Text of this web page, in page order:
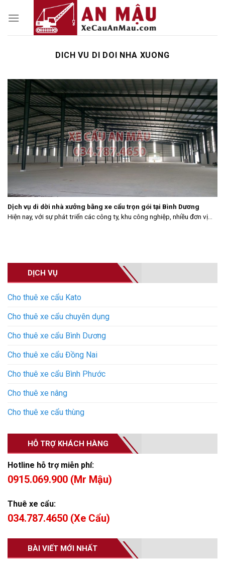
DICH VU DI DOI NHA XUONG
DỊCH VỤ
Cho thuê xe cẩu Kato
Cho thuê xe cẩu chuyên dụng
Cho thuê xe cẩu Bình Dương
Cho thuê xe cẩu Đồng Nai
Cho thuê xe cẩu Bình Phước
Cho thuê xe nâng
Cho thuê xe cẩu thùng
HỖ TRỢ KHÁCH HÀNG
Hotline hỗ trợ miễn phí:
0915.069.900 (Mr Mậu)
Thuê xe cẩu:
034.787.4650 (Xe Cẩu)
BÀI VIẾT MỚI NHẤT
Dịch vụ di dời nhà xưởng bằng xe cẩu trọn gói tại Bình Dương
Hiện nay, với sự phát triển các công ty, khu công nghiệp, nhiều đơn vị...